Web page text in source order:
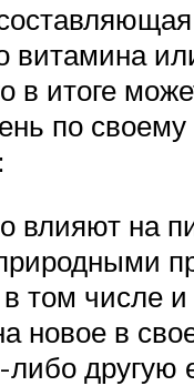
витамина
в итоге
по
влияют на
том числе
новое в
другую